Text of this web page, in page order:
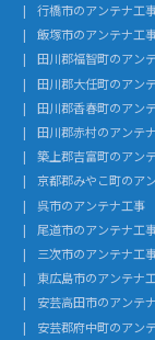
行橋市のアンテナ工
飯塚市のアンテナ工
田川郡福智町のアン
田川郡大任町のアン
田川郡香春町のアン
田川郡赤村のアンテ
築上郡吉富町のアン
京都郡みやこ町のア
呉市のアンテナ工事
尾道市のアンテナ工
三次市のアンテナ工
東広島市のアンテナ
安芸高田市のアンテ
安芸郡府中町のアン